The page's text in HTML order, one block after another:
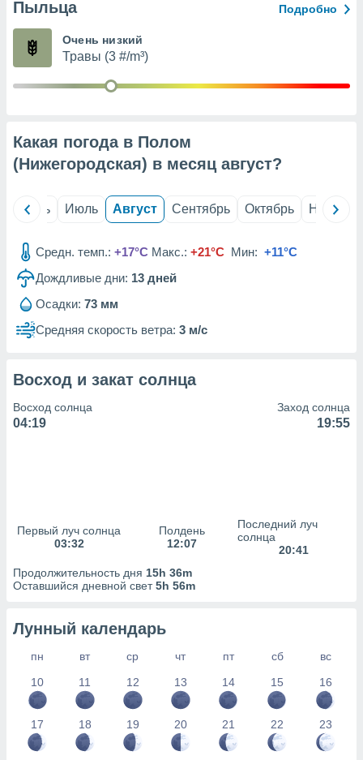
из
рекламы
сведения
наших 1199
Пыльца Подробно
Очень низкий
Травы (3 #/m³)
Какая погода в Полом
(Нижегородская) в месяц август?
Июнь Июль Август Сентябрь Октябрь Ноябрь
Средн. темп.: +17°C Макс.: +21°C Мин: +11°C
Дождливые дни: 13 дней
Осадки: 73 мм
Средняя скорость ветра: 3 м/с
Восход и закат солнца
Восход солнца
04:19
Заход солнца
19:55
Первый луч солнца
03:32
Полдень
12:07
Последний луч
солнца
20:41
Продолжительность дня 15h 36m
Оставшийся дневной свет5h 56m
Лунный календарь
пн вт ср чт пт сб
вс
10
11 12 13 14 15 16
17 18 19 20 21 22 23